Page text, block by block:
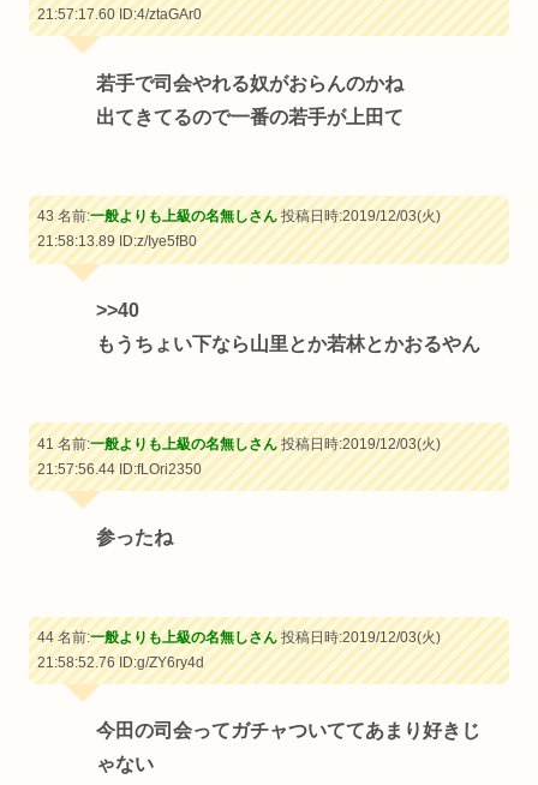
21:57:17.60ID:4/ztaGAr0
若手で司会やれる奴がおらんのかね
出てきてるので一番の若手が上田て
43 名前:一般よりも上級の名無しさん投稿日時:2019/12/03(火)
21:58:13.89ID:z/Iye5fB0
>>40
もうちょい下なら山里とか若林とかおるやん
41 名前:一般よりも上級の名無しさん投稿日時:2019/12/03(火)
21:57:56.44ID:fLOri2350
参ったね
44 名前:一般よりも上級の名無しさん投稿日時:2019/12/03(火)
21:58:52.76ID:g/ZY6ry4d
今田の司会ってガチャついててあまり好きじ
ゃない